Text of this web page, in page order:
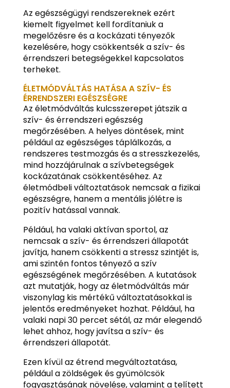
Az egészségügyi rendszereknek ezért
kiemelt figyelmet kell fordítaniuk a
megelőzésre és a kockázati tényezők
kezelésére, hogy csökkentsék a szív- és
érrendszeri betegségekkel kapcsolatos
terheket.
ÉLETMÓDVÁLTÁS HATÁSA A SZÍV- ÉS
ÉRRENDSZERI EGÉSZSÉGRE
Az életmódváltás kulcsszerepet játszik a
szív- és érrendszeri egészség
megőrzésében. A helyes döntések, mint
például az egészséges táplálkozás, a
rendszeres testmozgás és a stresszkezelés,
mind hozzájárulnak a szívbetegségek
kockázatának csökkentéséhez. Az
életmódbeli változtatások nemcsak a fizikai
egészségre, hanem a mentális jólétre is
pozitív hatással vannak.
Például, ha valaki aktívan sportol, az
nemcsak a szív- és érrendszeri állapotát
javítja, hanem csökkenti a stressz szintjét is,
ami szintén fontos tényező a szív
egészségének megőrzésében. A kutatások
azt mutatják, hogy az életmódváltás már
viszonylag kis mértékű változtatásokkal is
jelentős eredményeket hozhat. Például, ha
valaki napi 30 percet sétál, az már elegendő
lehet ahhoz, hogy javítsa a szív- és
érrendszeri állapotát.
Ezen kívül az étrend megváltoztatása,
például a zöldségek és gyümölcsök
fogyasztásának növelése, valamint a telített